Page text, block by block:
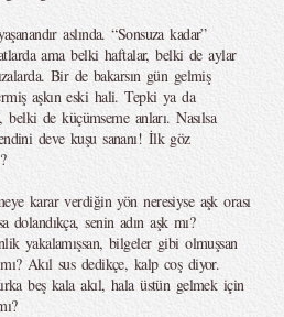
aslında. “Sonsuza kadar”
ama belki haftalar, belki de aylar
Bir de bakarsın gün gelmiş
aşkın eski hali. Tepki ya da
belki de küçümseme anları. Nasılsa
deve kuşu sananı! İlk göz
karar verdiğin yön neresiyse aşk orası
senin adın aşk mı?
yakalamışsan, bilgeler gibi olmuşsan
Akıl sus dedikçe, kalp coş diyor.
beş kala akıl, hala üstün gelmek için